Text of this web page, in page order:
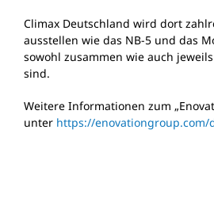
Climax Deutschland wird dort
ausstellen wie das NB-5 und das
sowohl zusammen wie auch
sind.
Weitere Informationen zum
unter https://enovationgroup.com/